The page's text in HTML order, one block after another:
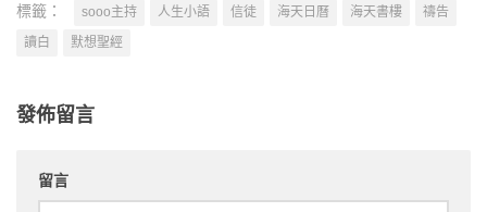
標籤： sooo主持 人生小語 信徒 海天日曆 海天書樓
禱告
讀白
默想聖經
發佈留言
留言